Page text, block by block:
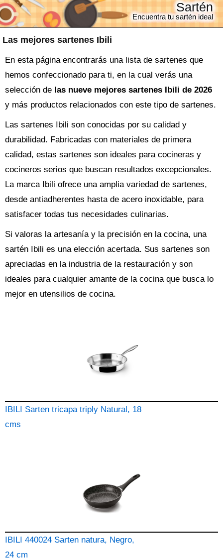
Las mejores sartenes Ibili
Sartén
Encuentra tu sartén ideal
En esta página encontrarás una lista de sartenes que
hemos confeccionado para ti, en la cual verás una
selección de las nueve mejores sartenes Ibili de 2026
y más productos relacionados con este tipo de sartenes.
Las sartenes Ibili son conocidas por su calidad y
durabilidad. Fabricadas con materiales de primera
calidad, estas sartenes son ideales para cocineras y
cocineros serios que buscan resultados excepcionales.
La marca Ibili ofrece una amplia variedad de sartenes,
desde antiadherentes hasta de acero inoxidable, para
satisfacer todas tus necesidades culinarias.
Si valoras la artesanía y la precisión en la cocina, una
sartén Ibili es una elección acertada. Sus sartenes son
apreciadas en la industria de la restauración y son
ideales para cualquier amante de la cocina que busca lo
mejor en utensilios de cocina.
IBILI Sarten tricapa triply Natural, 18
cms
IBILI 440024 Sarten natura, Negro,
24 cm